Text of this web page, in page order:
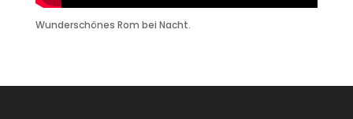
Wunderschönes Rom bei Nacht.